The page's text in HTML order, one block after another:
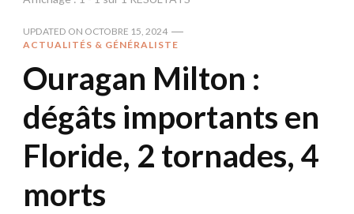
UPDATED ON OCTOBRE 15, 2024
ACTUALITÉS & GÉNÉRALISTE
Ouragan Milton :
dégâts importants en
Floride, 2 tornades, 4
morts